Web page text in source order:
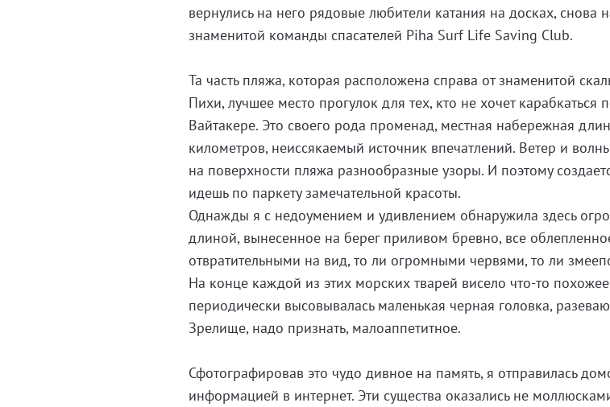
вернулись на него рядовые любители катания на досках, снова
знаменитой команды спасателей Piha Surf Life Saving Club.
Та часть пляжа, которая расположена справа от знаменитой
Пихи, лучшее место прогулок для тех, кто не хочет
Вайтакере. Это своего рода променад, местная набережная
километров, неиссякаемый источник впечатлений. Ветер и
на поверхности пляжа разнообразные узоры. И поэтому
идешь по паркету замечательной красоты.
Однажды я с недоумением и удивлением обнаружила здесь
длиной, вынесенное на берег приливом бревно, все
отвратительными на вид, то ли огромными червями, то ли
На конце каждой из этих морских тварей висело что-то
периодически высовывалась маленькая черная головка,
Зрелище, надо признать, малоаппетитное.
Сфотографировав это чудо дивное на память, я отправилась
информацией в интернет. Эти существа оказались не